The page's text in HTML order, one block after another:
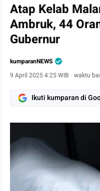
Atap Kelab
Ambruk, 44
Gubernur
kumparanNEWS
9 April 2025 4:25 WIB · waktu
Ikuti kumparan di